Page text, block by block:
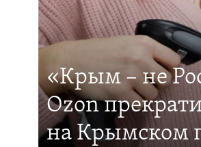
«Крым – не
Ozon
на Крымском